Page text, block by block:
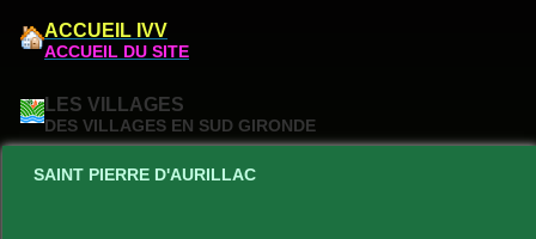
ACCUEIL IVV
ACCUEIL DU SITE
LES VILLAGES
DES VILLAGES EN SUD GIRONDE
SAINT PIERRE D'AURILLAC